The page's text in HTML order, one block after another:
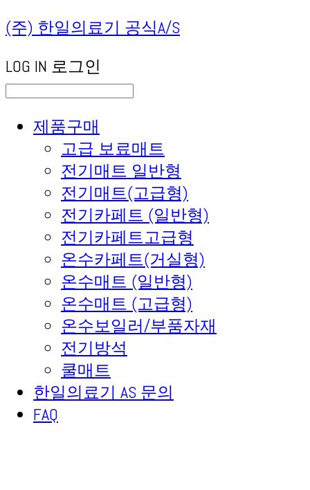
(주) 한일의료기 공식A/S
LOG IN 로그인
제품구매
고급 보료매트
전기매트 일반형
전기매트(고급형)
전기카페트 (일반형)
전기카페트고급형
온수카페트(거실형)
온수매트 (일반형)
온수매트 (고급형)
온수보일러/부품자재
전기방석
쿨매트
한일의료기 AS 문의
FAQ